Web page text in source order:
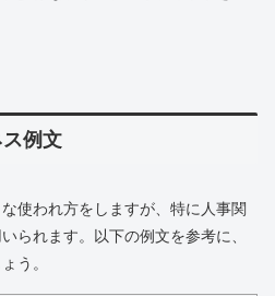
ス例文
使われ方をしますが、特に人事関
られます。以下の例文を参考に、
う。